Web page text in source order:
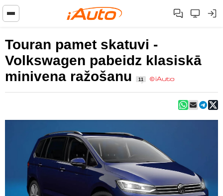
Touran pamet skatuvi -
Volkswagen pabeidz klasiskā
minivena ražošanu
11